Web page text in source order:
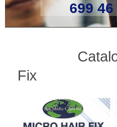
699
Catalogo
Fix